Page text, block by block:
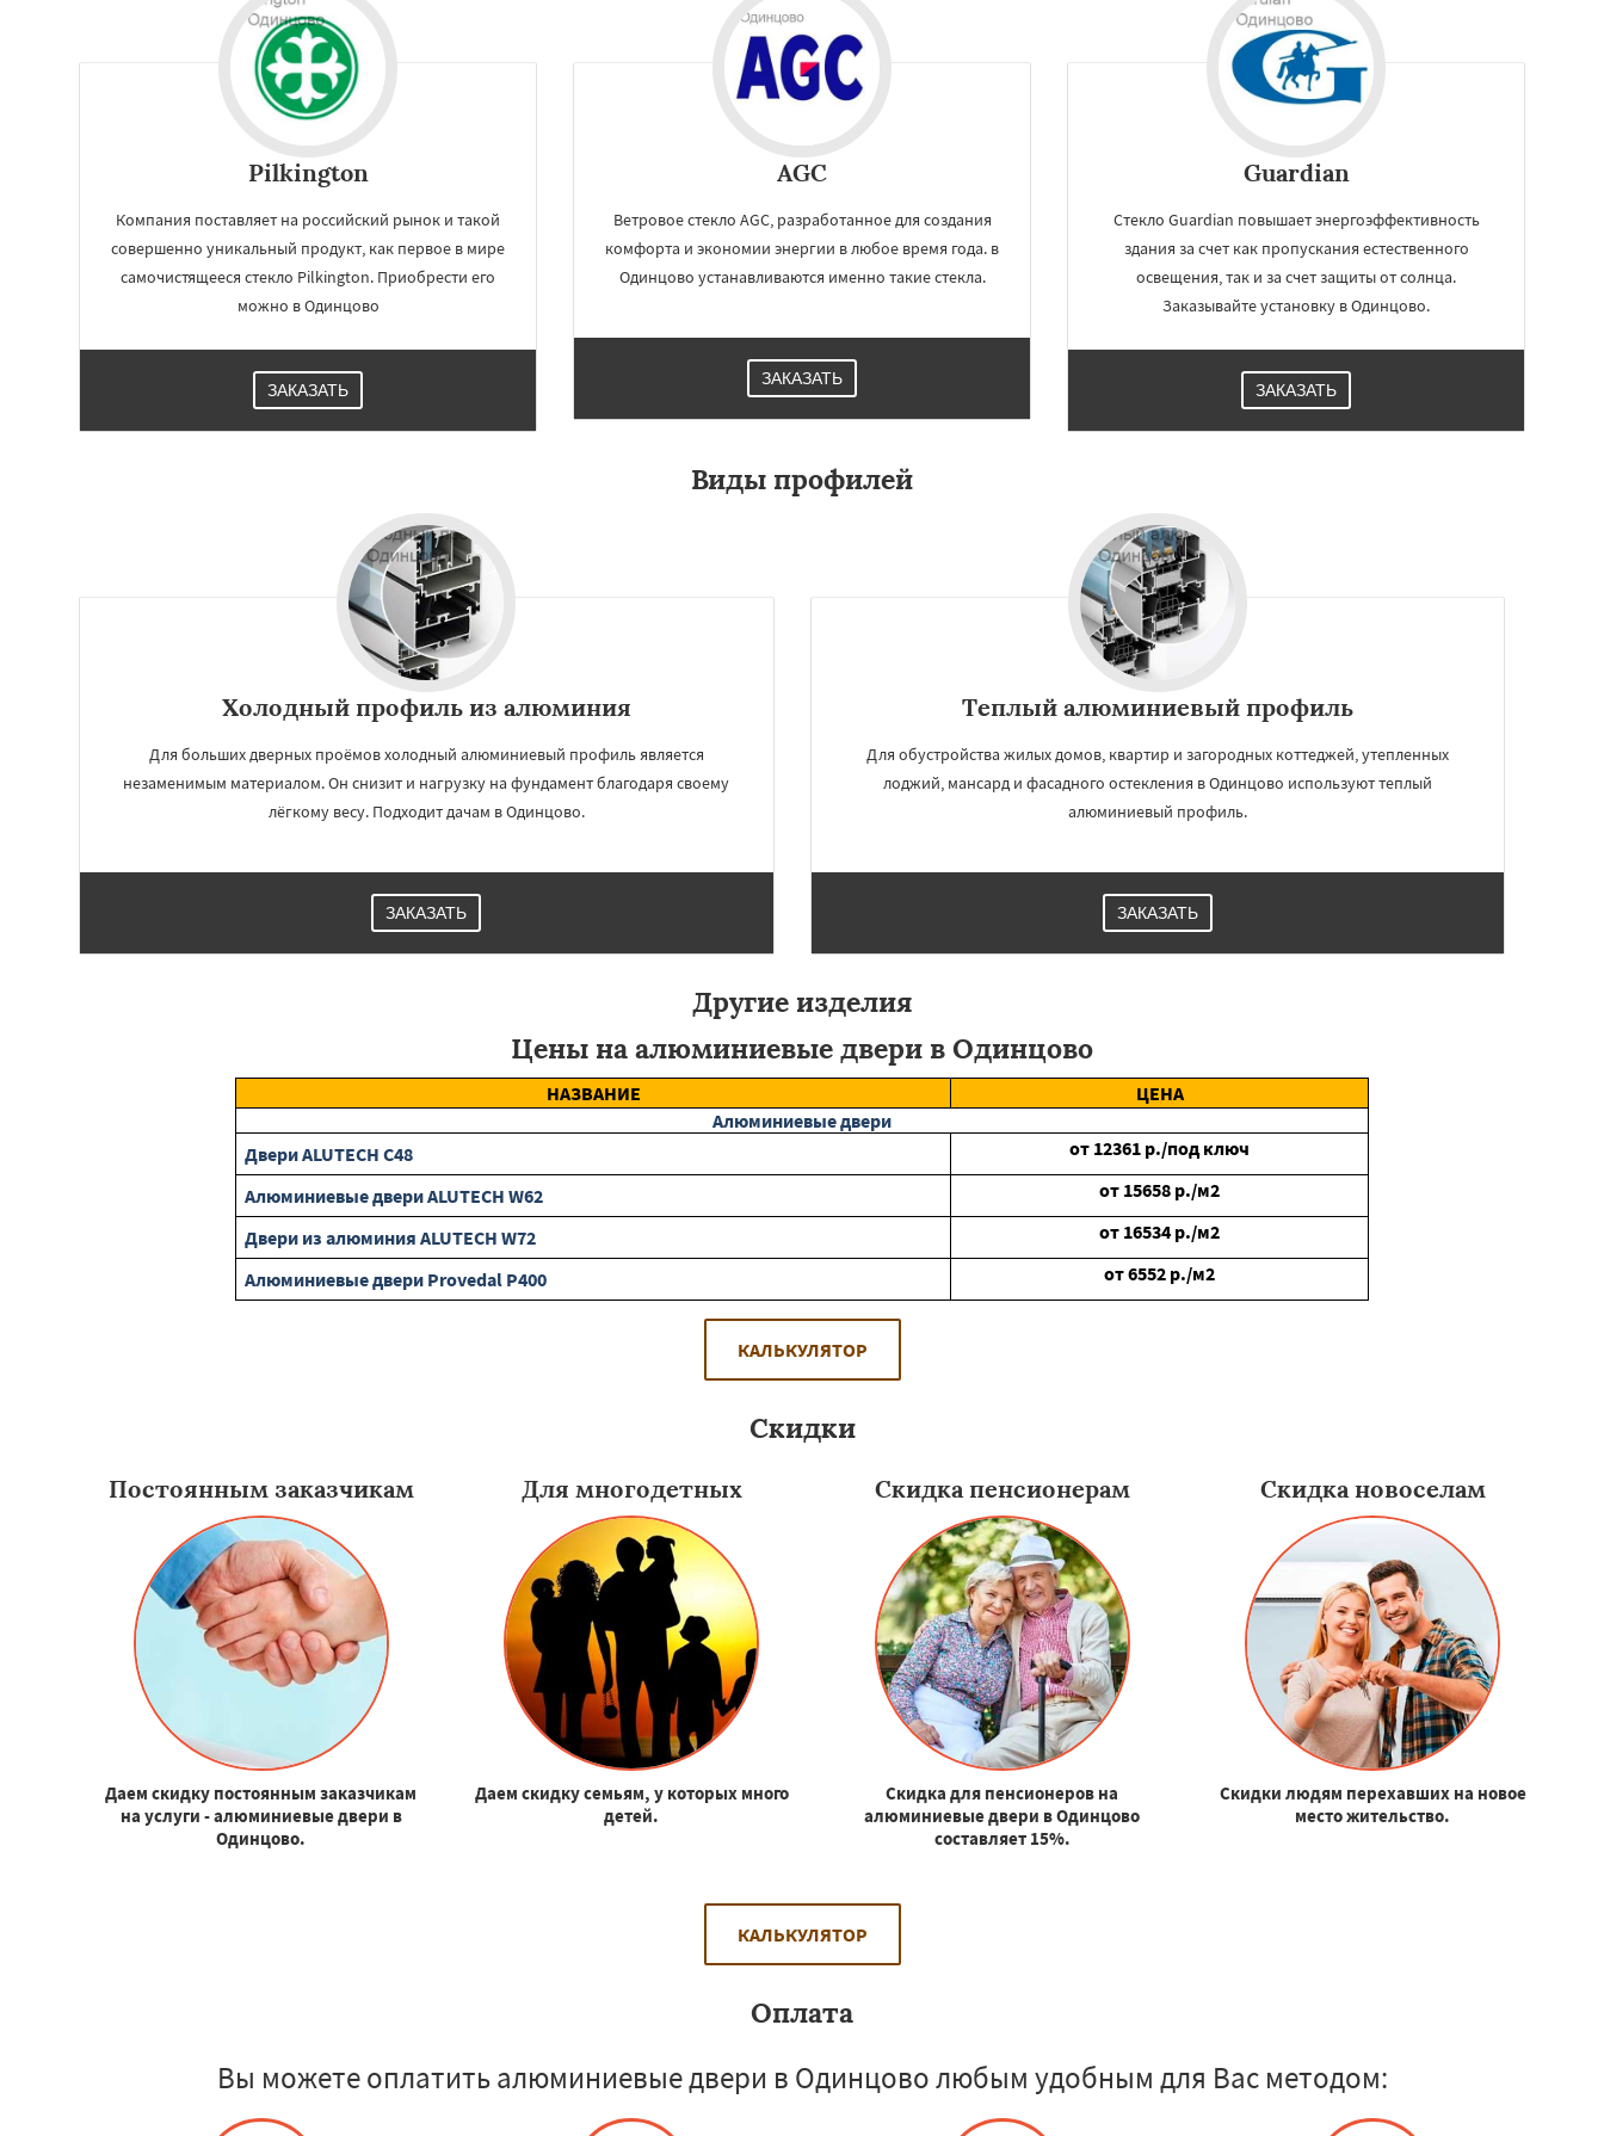
Pilkington
Компания поставляет на российский рынок и такой
совершенно уникальный продукт, как первое в мире
самочистящееся стекло Pilkington. Приобрести его
можно в Одинцово
ЗАКАЗАТЬ
AGC
Ветровое стекло AGC, разработанное для создания
комфорта и экономии энергии в любое время года. в
Одинцово устанавливаются именно такие стекла.
ЗАКАЗАТЬ
Guardian
Стекло Guardian повышает энергоэффективность
здания за счет как пропускания естественного
освещения, так и за счет защиты от солнца.
Заказывайте установку в Одинцово.
ЗАКАЗАТЬ
Виды профилей
Холодный профиль из алюминия
Для больших дверных проёмов холодный алюминиевый профиль является
незаменимым материалом. Он снизит и нагрузку на фундамент благодаря своему
лёгкому весу. Подходит дачам в Одинцово.
ЗАКАЗАТЬ
Теплый алюминиевый профиль
Для обустройства жилых домов, квартир и загородных коттеджей, утепленных
лоджий, мансард и фасадного остекления в Одинцово используют теплый
алюминиевый профиль.
ЗАКАЗАТЬ
Другие изделия
Цены на алюминиевые двери в Одинцово
НАЗВАНИЕ
ЦЕНА
Алюминиевые двери
Двери ALUTECH С48
от 12361 р./под ключ
Алюминиевые двери ALUTECH W62
от 15658 р./м2
Двери из алюминия ALUTECH W72
от 16534 р./м2
Алюминиевые двери Provedal P400
от6552 р./м2
КАЛЬКУЛЯТОР
Скидки
Постоянным заказчикам
Даем скидку постоянным заказчикам
на услуги - алюминиевые двери в
Одинцово.
Для многодетных
Даем скидку семьям, у которых много
детей.
Скидка пенсионерам
Скидка для пенсионеров на
алюминиевые двери в Одинцово
составляет 15%.
Скидка новоселам
Скидки людям перехавших на новое
место жительство.
КАЛЬКУЛЯТОР
Оплата
Вы можете оплатить алюминиевые двери в Одинцово любым удобным для Вас методом:
Даю согласие на обработку персональных данных